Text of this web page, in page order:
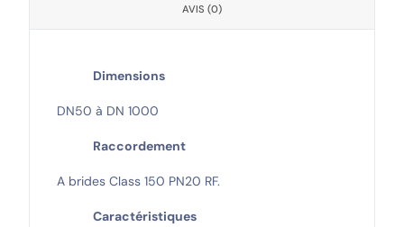
AVIS (0)
Dimensions
DN50 à DN 1000
Raccordement
A brides Class 150 PN20 RF.
Caractéristiques